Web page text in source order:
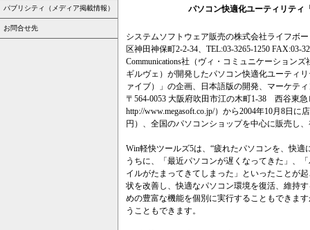
パブリシティ（メディア掲載情報）
お問合せ先
パソコン快適化ユーティリティ
システムソフトウェア販売の株式会社ライフボ
区神田神保町2-2-34、TEL:03-3265-1250 FAX:03-
Communications社（ヴィ・コミュニケーション
ギルヴェ）が開発したパソコン快適化ユーティ
ァイブ）」の企画、日本語版の開発、マーケテ
〒564-0053 大阪府吹田市江の木町1-38 西谷東急
http://www.megasoft.co.jp/）から2004年10月8日
円）、全国のパソコンショップを中心に販売し
Win軽快ツールズ5は、“疲れたパソコンを、快
うちに、「最近パソコンが遅くなってきた」、
イルがたまってきてしまった」といったことが
状を改善し、快適なパソコン環境を復活、維持
めの豊富な機能を個別に実行することもできま
うこともできます。